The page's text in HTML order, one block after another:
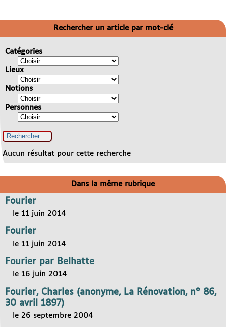
Rechercher un article par mot-clé
Catégories
Lieux
Notions
Personnes
Aucun résultat pour cette recherche
Dans la même rubrique
Fourier
le 11 juin 2014
Fourier
le 11 juin 2014
Fourier par Belhatte
le 16 juin 2014
Fourier, Charles (anonyme, La Rénovation, n° 86,
30 avril 1897)
le 26 septembre 2004